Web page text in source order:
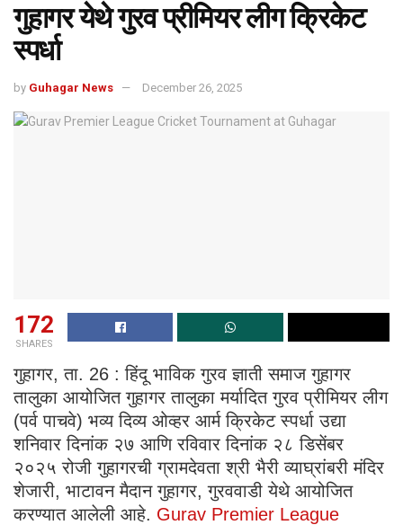
गुहागर येथे गुरव प्रीमियर लीग क्रिकेट
स्पर्धा
by Guhagar News December 26, 2025
172
SHARES
गुहागर, ता. 26 : हिंदू भाविक गुरव ज्ञाती समाज गुहागर
तालुका आयोजित गुहागर तालुका मर्यादित गुरव प्रीमियर लीग
(पर्व पाचवे) भव्य दिव्य ओव्हर आर्म क्रिकेट स्पर्धा उद्या
शनिवार दिनांक २७ आणि रविवार दिनांक २८ डिसेंबर
२०२५ रोजी गुहागरची ग्रामदेवता श्री भैरी व्याघ्रांबरी मंदिर
शेजारी, भाटावन मैदान गुहागर, गुरववाडी येथे आयोजित
करण्यात आलेली आहे. Gurav Premier League